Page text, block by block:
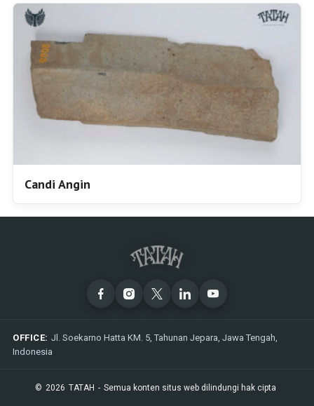
Candi Angin
OFFICE: Jl. Soekarno Hatta KM. 5, Tahunan Jepara, Jawa Tengah,
Indonesia
© 2026 TATAH - Semua konten situs web dilindungi hak cipta